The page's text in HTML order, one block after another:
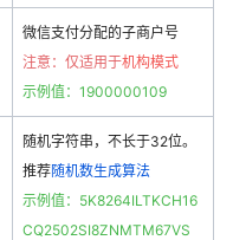
微信支付分配的子商户号
注意：仅适用于机构模式
示例值：1900000109
随机字符串，不长于32位。
推荐随机数生成算法
示例值：5K8264ILTKCH16
CQ2502SI8ZNMTM67VS